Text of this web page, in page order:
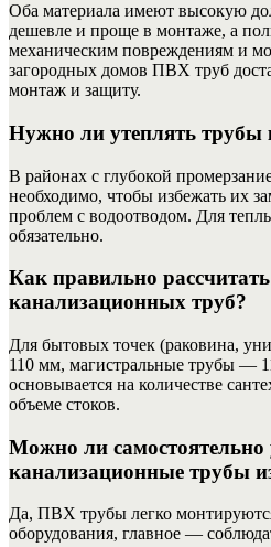
Оба материала имеют высокую
дешевле и проще в монтаже, а
механическим повреждениям и
загородных домов ПВХ труб
монтаж и защиту.
Нужно ли утеплять трубы
В районах с глубокой
необходимо, чтобы избежать их
проблем с водоотводом. Для
обязательно.
Как правильно
канализационных труб?
Для бытовых точек (раковина,
110 мм, магистральные трубы —
основывается на количестве
объеме стоков.
Можно ли самостоятельно
канализационные трубы
Да, ПВХ трубы легко
оборудования, главное —